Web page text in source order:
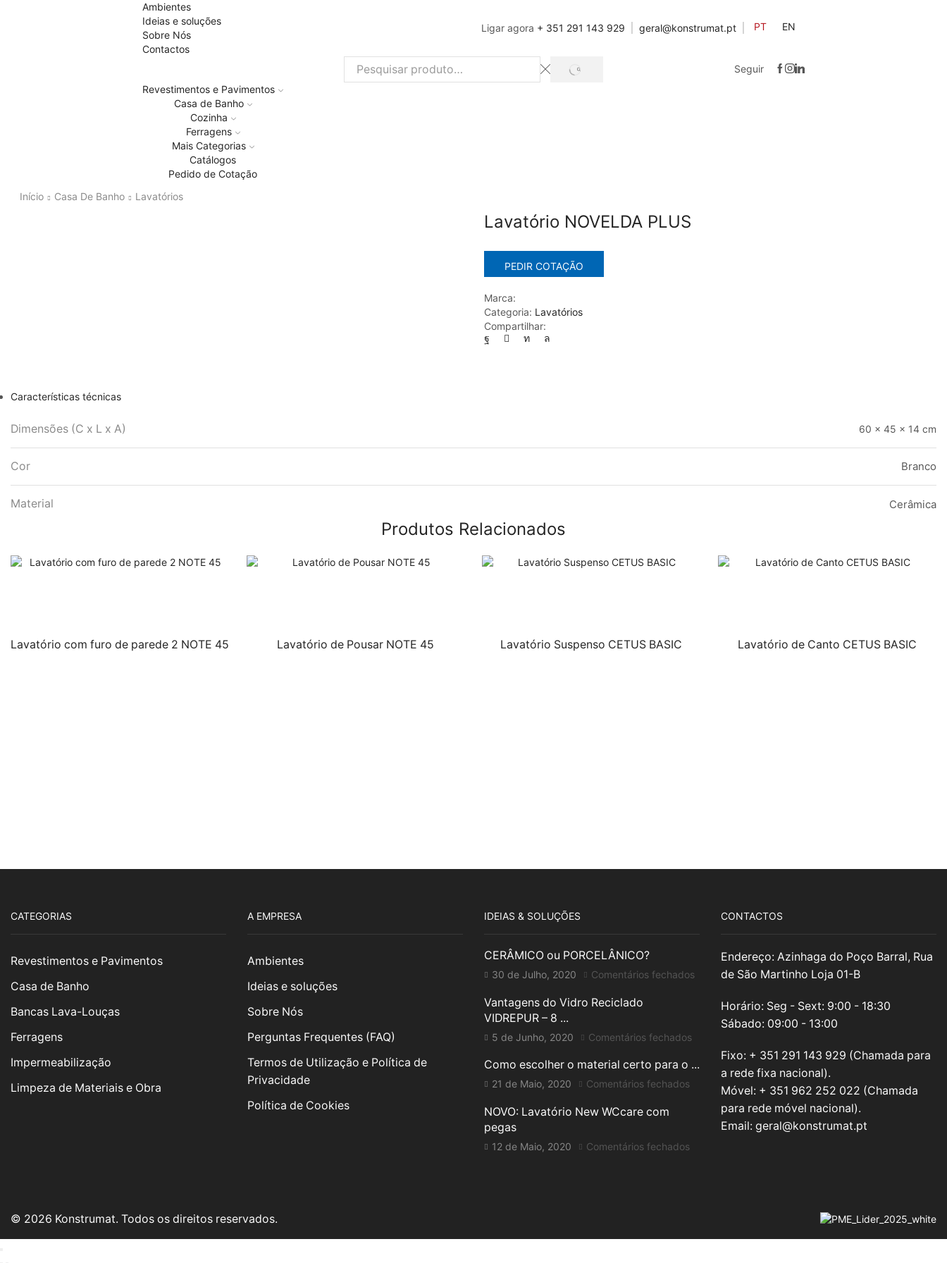
Ambientes
Ideias e soluções
Sobre Nós
Contactos
Ligar agora + 351 291 143 929 geral@konstrumat.pt PT EN
Search
SEARCH
Seguir
Revestimentos e Pavimentos
Casa de Banho
Cozinha
Ferragens
Mais Categorias
Catálogos
Pedido de Cotação
Início
Casa De Banho Lavatórios
Lavatório NOVELDA PLUS
PEDIR COTAÇÃO
Marca:
Categoria: Lavatórios
Compartilhar:
Características técnicas
Dimensões (C x L x A) 60 × 45 × 14 cm
Cor Branco
Material Cerâmica
Produtos Relacionados
Lavatório com furo de parede 2 NOTE 45 Lavatório de Pousar NOTE 45 Lavatório Suspenso CETUS BASIC Lavatório de Canto CETUS BASIC
CATEGORIAS
Revestimentos e Pavimentos
Casa de Banho
Bancas Lava-Louças
Ferragens
Impermeabilização
Limpeza de Materiais e Obra
A EMPRESA
Ambientes
Ideias e soluções
Sobre Nós
Perguntas Frequentes (FAQ)
Termos de Utilização e Política de
Privacidade
Política de Cookies
IDEIAS & SOLUÇÕES
CERÂMICO ou PORCELÂNICO?
30 de Julho, 2020 Comentários fechadosem
PORCELÂNICO?
Vantagens do Vidro Reciclado
VIDREPUR – 8 ...
5 de Junho, 2020 Comentários fechadosem
Vantagens
do
Reciclado
VIDREPUR
Como escolher o material certo para o ...
21 de Maio, 2020 Comentários fechadosem
escolher
lava-
NOVO: Lavatório New WCcare com
pegas
12 de Maio, 2020 Comentários fechadosem
pegas
CONTACTOS
Endereço: Azinhaga do Poço Barral, Rua
de São Martinho Loja 01-B
Horário: Seg - Sext: 9:00 - 18:30
Sábado: 09:00 - 13:00
Fixo: + 351 291 143 929 (Chamada para
a rede fixa nacional).
Móvel: + 351 962 252 022 (Chamada
para rede móvel nacional).
Email: geral@konstrumat.pt
© 2026 Konstrumat. Todos os direitos reservados.